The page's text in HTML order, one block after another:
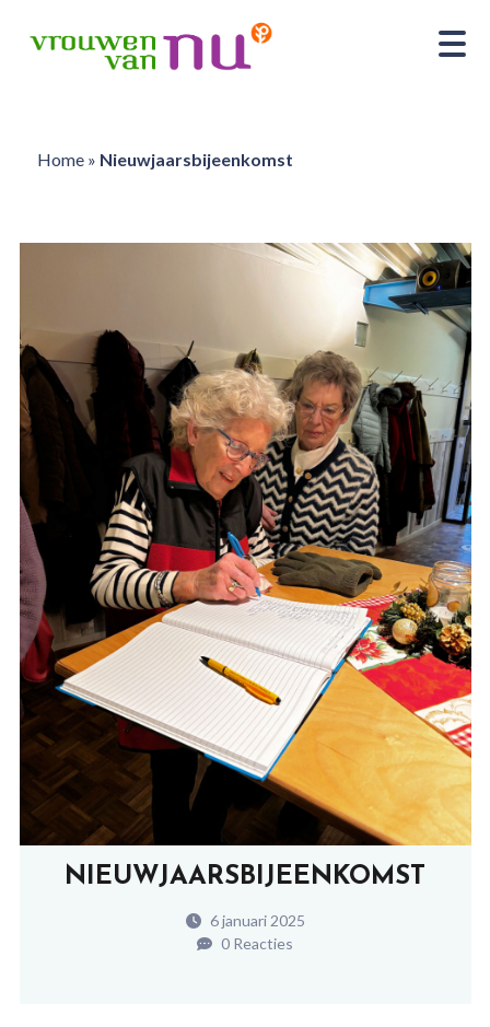
Home» Nieuwjaarsbijeenkomst
NIEUWJAARSBIJEENKOMST
6 januari 2025
0 Reacties